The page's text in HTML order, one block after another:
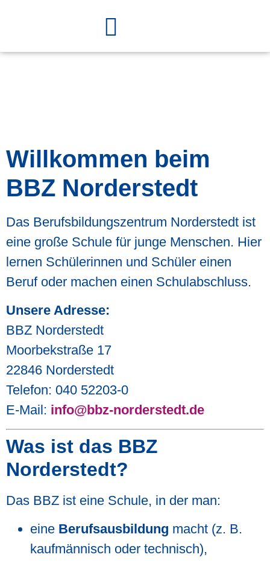
Willkommen beim
BBZ Norderstedt
Das Berufsbildungszentrum Norderstedt ist
eine große Schule für junge Menschen. Hier
lernen Schülerinnen und Schüler einen
Beruf oder machen einen Schulabschluss.
Unsere Adresse:
BBZ Norderstedt
Moorbekstraße 17
22846 Norderstedt
Telefon: 040 52203-0
E-Mail: info@bbz-norderstedt.de
Was ist das BBZ
Norderstedt?
Das BBZ ist eine Schule, in der man:
eine Berufsausbildung macht (z. B.
kaufmännisch oder technisch),